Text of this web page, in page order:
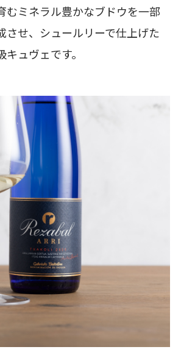
むミネラル豊かなブドウを一部
させ、シュールリーで仕上げた
ュヴェです。